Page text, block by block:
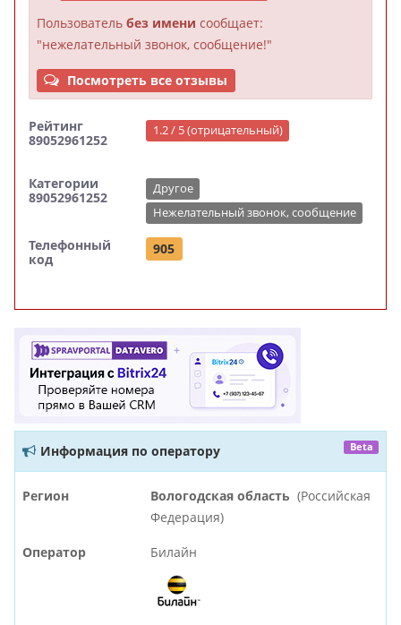
Пользователь без имени сообщает:
"нежелательный звонок, сообщение!"
Посмотреть все отзывы
Рейтинг
89052961252
1.2 / 5 (отрицательный)
Категории
89052961252
Другое
Нежелательный звонок, сообщение
Телефонный
код
905
Информация по оператору Beta
Регион Вологодская область (Российская
Федерация)
Оператор Билайн